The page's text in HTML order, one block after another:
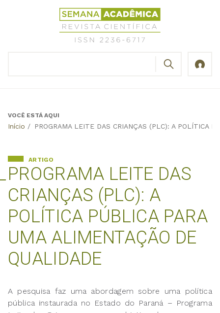
Revista
Científica
Semana
Back
VOCÊ ESTÁ AQUI
Início / PROGRAMA LEITE DAS CRIANÇAS (PLC): A POLÍTICA
PROGRAMA LEITE DAS
CRIANÇAS (PLC): A
POLÍTICA PÚBLICA PARA
UMA ALIMENTAÇÃO DE
QUALIDADE
ARTIGO
A pesquisa faz uma abordagem sobre uma política
pública instaurada no Estado do Paraná – Programa